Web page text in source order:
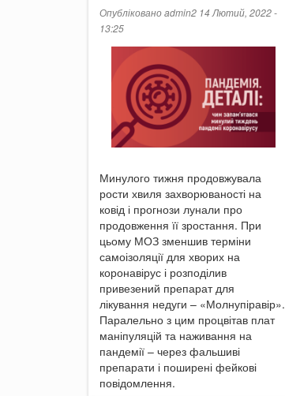
Опублікованоadmin2 14 Лютий, 2022 -
13:25
Минулого тижня продовжувала
рости хвиля захворюваності на
ковід і прогнози лунали про
продовження її зростання. При
цьому МОЗ зменшив терміни
самоізоляції для хворих на
коронавірус і розподілив
привезений препарат для
лікування недуги – «Молнупіравір».
Паралельно з цим процвітав плат
маніпуляцій та наживання на
пандемії – через фальшиві
препарати і поширені фейкові
повідомлення.